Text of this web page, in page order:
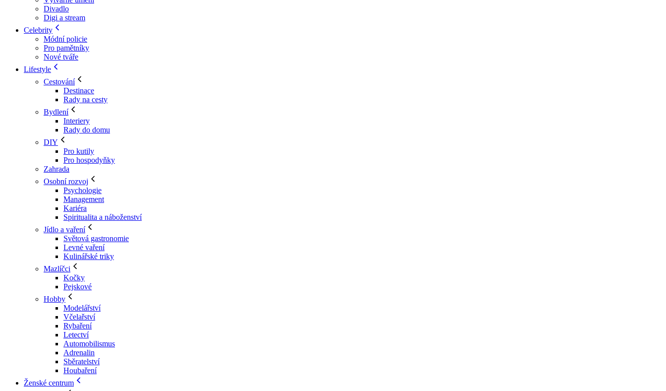
Divadlo
Digi a stream
Celebrity
Módní policie
Pro pamětníky
Nové tváře
Lifestyle
Cestování
Destinace
Rady na cesty
Bydlení
Interiery
Rady do domu
DIY
Pro kutily
Pro hospodyňky
Zahrada
Osobní rozvoj
Psychologie
Management
Kariéra
Spiritualita a náboženství
Jídlo a vaření
Světová gastronomie
Levné vaření
Kulinářské triky
Mazlíčci
Kočky
Pejskové
Hobby
Modelářství
Včelařství
Rybaření
Letectví
Automobilismus
Adrenalin
Sběratelství
Houbaření
Ženské centrum